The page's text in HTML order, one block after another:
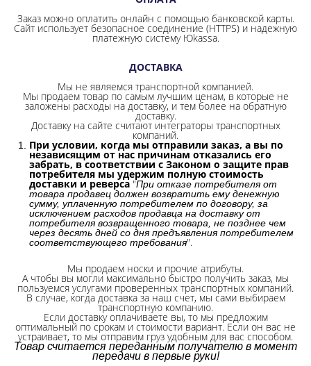
Заказ можно оплатить онлайн с помощью банковской карты.
Сайт использует безопасное соединение (HTTPS) и надежную
платежную систему Юkassa.
ДОСТАВКА
Мы не являемся транспортной компанией.
Мы продаем товар по самым лучшим ценам, в которые не
заложены расходы на доставку, и тем более на обратную
доставку.
Доставку на сайте считают интеграторы транспортных
компаний.
При условии, когда мы отправили заказ, а вы по
независящим от нас причинам отказались его
забрать, в соответствии с Законом о защите прав
потребителя мы удержим полную стоимость
доставки и реверса "При отказе потребителя от
товара продавец должен возвратить ему денежную
сумму, уплаченную потребителем по договору, за
исключением расходов продавца на доставку от
потребителя возвращенного товара, не позднее чем
через десять дней со дня предъявления потребителем
соответствующего требования".
Мы продаем носки и прочие атрибуты.
А чтобы вы могли максимально быстро получить заказ, мы
пользуемся услугами проверенных транспортных компаний.
В случае, когда доставка за наш счет, мы сами выбираем
транспортную компанию.
Если доставку оплачиваете вы, то мы предложим
оптимальный по срокам и стоимости вариант. Если он вас не
устраивает, то мы отправим груз удобным для вас способом.
Товар считается переданным получателю в момент
передачи в первые руки!